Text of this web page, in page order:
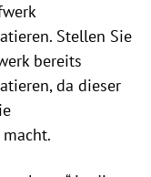
Stellen Sie
bereits
da dieser